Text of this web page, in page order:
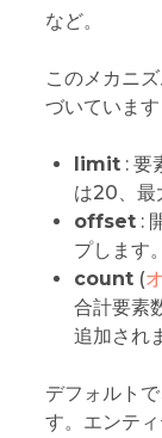
など。
このメカニ
づいています
limit: 要
は20、最
offset:
プします
count(
合計要素
追加され
デフォルト
す。エンテ